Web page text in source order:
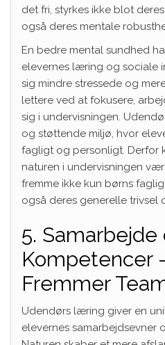
det fri, styrkes ikke blot
også deres mentale
En bedre mental sundhed
elevernes læring og sociale
sig mindre stressede og
lettere ved at fokusere,
sig i undervisningen.
og støttende miljø, hvor
fagligt og personligt. Derfor
naturen i undervisningen
fremme ikke kun børns
også deres generelle trivsel
5. Samarbejde
Kompetencer
Fremmer
Udendørs læring giver en
elevernes samarbejdsevner